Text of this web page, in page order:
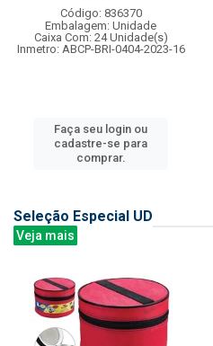
Código: 836370
Embalagem: Unidade
Caixa Com: 24 Unidade(s)
Inmetro: ABCP-BRI-0404-2023-16
Faça seu login ou
cadastre-se para
comprar.
Seleção Especial UD
Veja mais